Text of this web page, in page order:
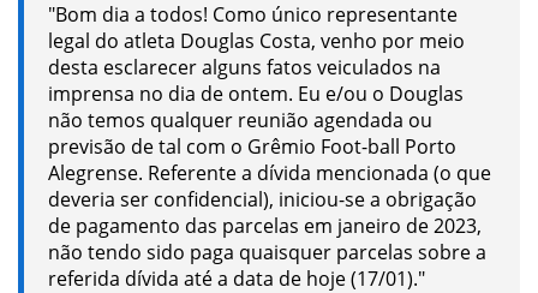
"Bom dia a todos! Como único representante
legal do atleta Douglas Costa, venho por meio
desta esclarecer alguns fatos veiculados na
imprensa no dia de ontem. Eu e/ou o Douglas
não temos qualquer reunião agendada ou
previsão de tal com o Grêmio Foot-ball Porto
Alegrense. Referente a dívida mencionada (o que
deveria ser confidencial), iniciou-se a obrigação
de pagamento das parcelas em janeiro de 2023,
não tendo sido paga quaisquer parcelas sobre a
referida dívida até a data de hoje (17/01)."